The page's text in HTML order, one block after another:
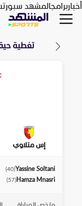
أخباربرامجالمشهد
تغطية حية
إس متلاوي
Yassine Soltani
(
40
)
Hamza Mnasri
(
57
)